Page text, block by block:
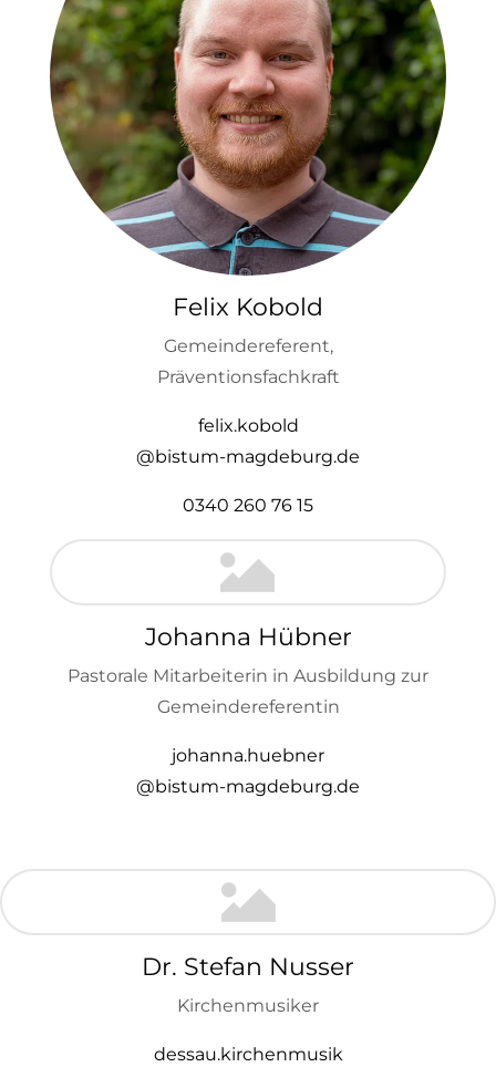
Felix Kobold
Gemeindereferent,
Präventionsfachkraft
felix.kobold
@bistum-magdeburg.de
0340 260 76 15
Johanna Hübner
Pastorale Mitarbeiterin in Ausbildung zur
Gemeindereferentin
johanna.huebner
@bistum-magdeburg.de
Dr. Stefan Nusser
Kirchenmusiker
dessau.kirchenmusik